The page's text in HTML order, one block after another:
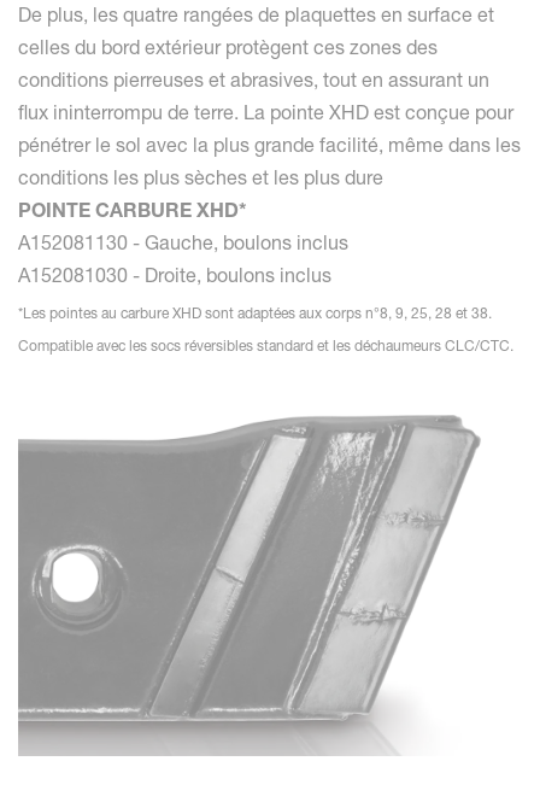
De plus, les quatre rangées de plaquettes en surface et
celles du bord extérieur protègent ces zones des
conditions pierreuses et abrasives, tout en assurant un
flux ininterrompu de terre. La pointe XHD est conçue pour
pénétrer le sol avec la plus grande facilité, même dans les
conditions les plus sèches et les plus dure
POINTE CARBURE XHD*
A152081130 - Gauche, boulons inclus
A152081030 - Droite, boulons inclus
*Les pointes au carbure XHD sont adaptées aux corps n°8, 9, 25, 28 et 38.
Compatible avec les socs réversibles standard et les déchaumeurs CLC/CTC.